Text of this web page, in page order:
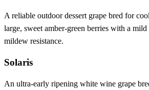
A reliable outdoor dessert grape bred for
large, sweet amber-green berries with a
mildew resistance.
Solaris
An ultra-early ripening white wine grape